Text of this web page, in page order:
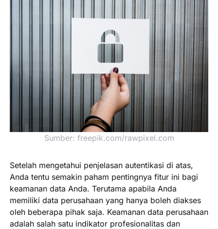
Sumber: freepik.com/rawpixel.com
Setelah mengetahui penjelasan autentikasi di atas,
Anda tentu semakin paham pentingnya fitur ini bagi
keamanan data Anda. Terutama apabila Anda
memiliki data perusahaan yang hanya boleh diakses
oleh beberapa pihak saja. Keamanan data perusahaan
adalah salah satu indikator profesionalitas dan